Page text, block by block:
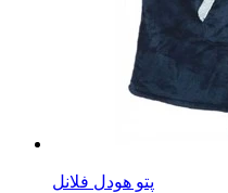
پتو هودل فلانل